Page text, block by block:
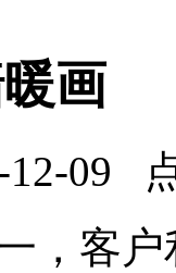
画
12-09
客户